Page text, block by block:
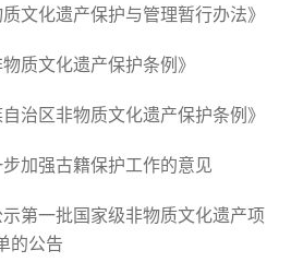
文化遗产保护与管理暂行办法》
质文化遗产保护条例》
治区非物质文化遗产保护条例》
加强古籍保护工作的意见
第一批国家级非物质文化遗产项
的公告